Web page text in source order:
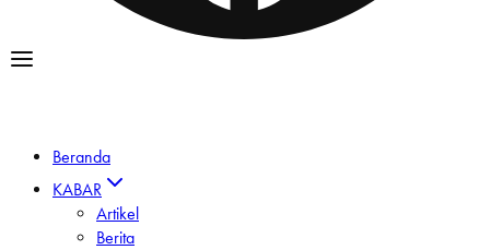
Beranda
KABAR
Artikel
Berita